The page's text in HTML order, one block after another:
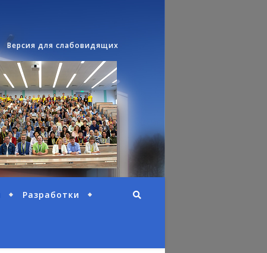
Версия для слабовидящих
Разработки